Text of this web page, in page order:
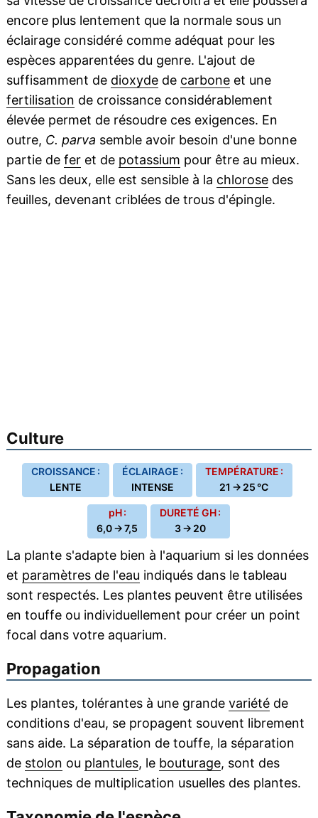
encore plus lentement que la normale sous un
éclairage considéré comme adéquat pour les
espèces apparentées du genre. L'ajout de
suffisamment de dioxydede carboneet une
fertilisation de croissance considérablement
élevée permet de résoudre ces exigences. En
outre, C. parva semble avoir besoin d'une bonne
partie de feret de potassium pour être au mieux.
Sans les deux, elle est sensible à la chlorosedes
feuilles, devenant criblées de trous d'épingle.
Culture
CROISSANCE :
LENTE
ÉCLAIRAGE :
INTENSE
TEMPÉRATURE :
21 → 25 °C
pH :
6,0 → 7,5
DURETÉ GH :
3 → 20
La plante s'adapte bien à l'aquarium si les données
et paramètres de l'eau indiqués dans le tableau
sont respectés. Les plantes peuvent être utilisées
en touffe ou individuellement pour créer un point
focal dans votre aquarium.
Propagation
Les plantes, tolérantes à une grande variétéde
conditions d'eau, se propagent souvent librement
sans aide. La séparation de touffe, la séparation
de stolon ou plantules, le bouturage, sont des
techniques de multiplication usuelles des plantes.